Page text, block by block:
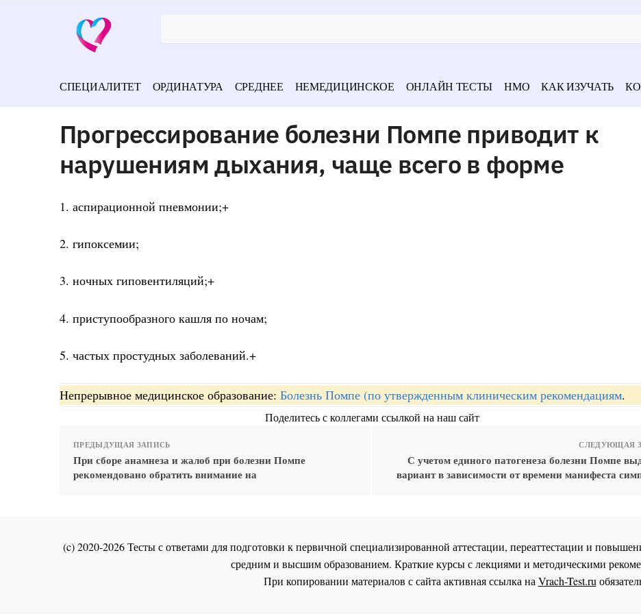
СПЕЦИАЛИТЕТ ОРДИНАТУРА СРЕДНЕЕ НЕМЕДИЦИНСКОЕ ОНЛАЙН ТЕСТЫ НМО КАК ИЗУЧАТЬ
Прогрессирование болезни Помпе приводит к
нарушениям дыхания, чаще всего в форме
1. аспирационной пневмонии;+
2. гипоксемии;
3. ночных гиповентиляций;+
4. приступообразного кашля по ночам;
5. частых простудных заболеваний.+
Непрерывное медицинское образование: Болезнь Помпе (по утвержденным клиническим рекомендациям.
Поделитесь с коллегами ссылкой на наш сайт
ПРЕДЫДУЩАЯ ЗАПИСЬ
При сборе анамнеза и жалоб при болезни Помпе
рекомендовано обратить внимание на
СЛЕДУЮЩАЯ
С учетом единого патогенеза болезни Помпе
вариант в зависимости от времени манифеста
(c) 2020-2026 Тесты с ответами для подготовки к первичной специализированной аттестации, переаттестации и
средним и высшим образованием. Краткие курсы с лекциями и методическими
При копировании материалов с сайта активная ссылка на Vrach-Test.ru